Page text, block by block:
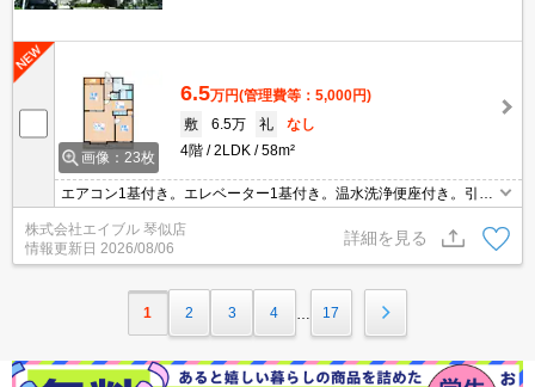
画像：23枚
6.5万円(管理費等：5,000円)
敷
6.5万 礼
なし
4階
2LDK 58m²
エアコン1基付き。エレベーター1基付き。温水洗浄便座付き。引越
指定業者あり。プロパンガスですが、都市ガスと同等の料金プラン
です。TVモニターホン有。画像の家具はCGであり付いていませ
ん。シャンドレ。
株式会社エイブル 琴似店
情報更新日 2026/08/06
詳細を見る
1 2 3 4 17